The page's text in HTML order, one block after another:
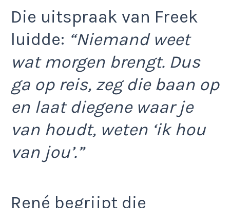
Die uitspraak van Freek
luidde: “Niemand weet
wat morgen brengt. Dus
ga op reis, zeg die baan op
en laat diegene waar je
van houdt, weten ‘ik hou
van jou’.”
René begrijpt die